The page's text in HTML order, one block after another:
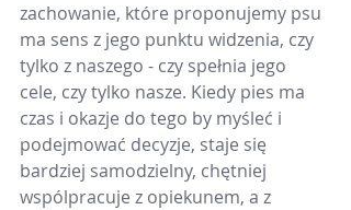
zachowanie, które proponujemy psu
ma sens z jego punktu widzenia, czy
tylko z naszego - czy spełnia jego
cele, czy tylko nasze. Kiedy pies ma
czas i okazje do tego by myśleć i
podejmować decyzje, staje się
bardziej samodzielny, chętniej
wspólpracuje z opiekunem, a z